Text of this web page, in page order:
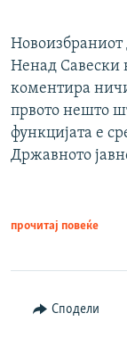
Новоизбраниот
Ненад Савески
коментира
првото нешто
функцијата е
Државното
прочитај повеќе
Сподели